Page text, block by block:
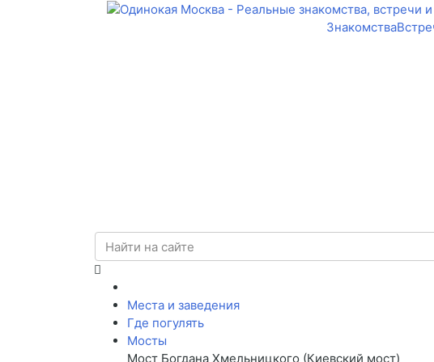
Знакомства
Места и заведения
Где погулять
Мосты
Мост Богдана Хмельницкого (Киевский мост)